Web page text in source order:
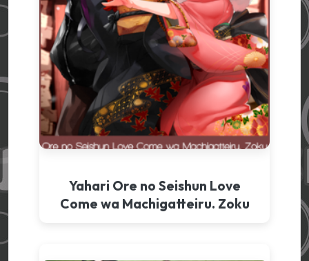
Yahari Ore no Seishun Love
Come wa Machigatteiru. Zoku